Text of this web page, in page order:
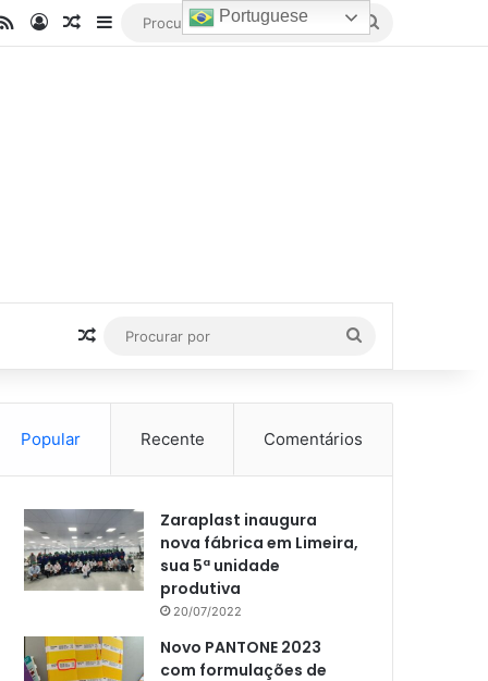
RSSEntrarArtigo aleatório
Barra Lateral
Artigo aleatório
por
Popular Recente Comentários
Zaraplast inaugura
nova fábrica em Limeira,
sua 5ª unidade
produtiva
20/07/2022
Novo PANTONE 2023
com formulações de
Portuguese